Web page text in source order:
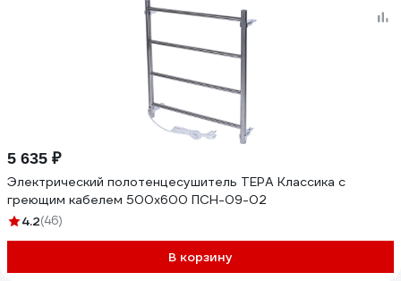
5 635 ₽
Электрический полотенцесушитель ТЕРА Классика с
греющим кабелем 500x600 ПСН-09-02
4.2(46)
В корзину